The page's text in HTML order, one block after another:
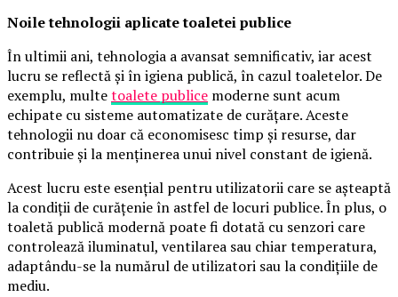
Noile tehnologii aplicate toaletei publice
În ultimii ani, tehnologia a avansat semnificativ, iar acest
lucru se reflectă și în igiena publică, în cazul toaletelor. De
exemplu, multetoalete publice moderne sunt acum
echipate cu sisteme automatizate de curățare. Aceste
tehnologii nu doar că economisesc timp și resurse, dar
contribuie și la menținerea unui nivel constant de igienă.
Acest lucru este esențial pentru utilizatorii care se așteaptă
la condiții de curățenie în astfel de locuri publice. În plus, o
toaletă publică modernă poate fi dotată cu senzori care
controlează iluminatul, ventilarea sau chiar temperatura,
adaptându-se la numărul de utilizatori sau la condițiile de
mediu.